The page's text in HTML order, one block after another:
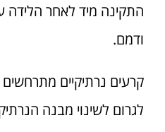
התקינה מיד לאחר
ודמם.
קרעים נרתיקיים מתרחשים
לגרום לשינוי מבנה